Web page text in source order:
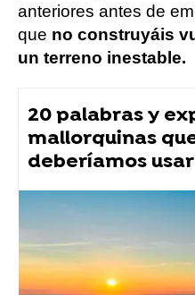
anteriores antes de
que no construyáis
un terreno inestable.
20 palabras y
mallorquinas
deberíamos usar
consejos
Flooxer Now » Para ti